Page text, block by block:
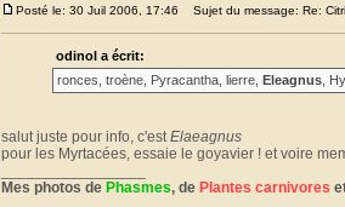
Posté le: 30 Juil 2006, 17:46 Sujet du message: Re:
odinol a écrit:
ronces, troène, Pyracantha, lierre, Eleagnus,
salut juste pour info, c'estElaeagnus
pour les Myrtacées, essaie le goyavier ! et voire
Mes photos de Phasmes, de Plantes carnivores